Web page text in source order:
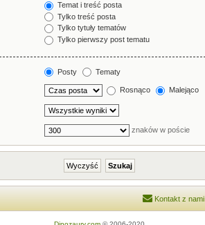
Temat i treść posta
Tylko treść posta
Tylko tytuły tematów
Tylko pierwszy post tematu
Posty Tematy
Rosnąco Malejąco
znaków w poście
Kontakt z nami